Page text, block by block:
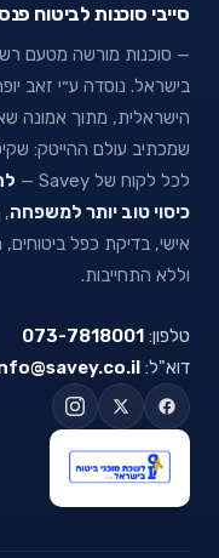
סייבי סוכנות לביטוח פנסיוני
— סוכנות מורשה מטעם
הישראלית, מתוך אמונה
שמכתיב עולם ההייטק:
לכל לקוח של Savey —
כיסוי טוב יותר למשפחה,
אישי, בדיקת כפל ביטוחים,
וללא התחייבות.
טלפון: 073-7818001
דוא"ל: